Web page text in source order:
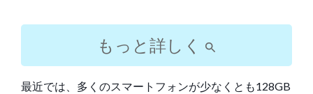
もっと詳しく
最近では、多くのスマートフォンが少なくとも128GB